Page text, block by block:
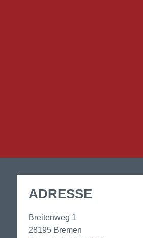
ADRESSE
Breitenweg 1
28195 Bremen